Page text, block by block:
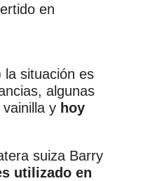
en
la situación es
algunas
y hoy
suiza Barry
utilizado en